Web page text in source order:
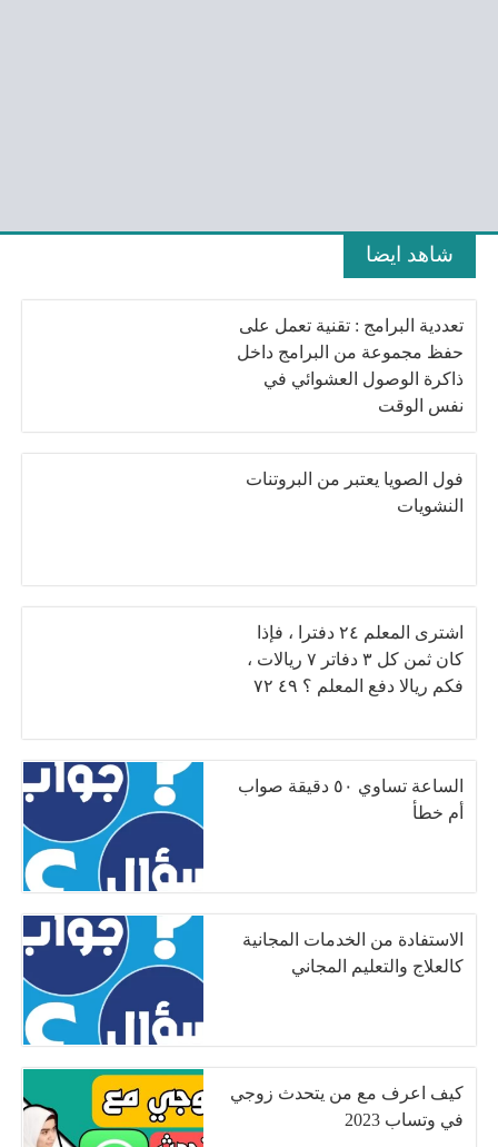
شاهد ايضا
تعددية البرامج : تقنية تعمل على
حفظ مجموعة من البرامج داخل
ذاكرة الوصول العشوائي في
نفس الوقت
فول الصويا يعتبر من البروتنات
النشويات
اشترى المعلم ٢٤ دفترا ، فإذا
كان ثمن كل ۳ دفاتر ٧ ريالات ،
فكم ريالا دفع المعلم ؟ ٤٩ ٧٢
الساعة تساوي ٥٠ دقيقة صواب
أم خطأ
الاستفادة من الخدمات المجانية
كالعلاج والتعليم المجاني
كيف اعرف مع من يتحدث زوجي
في وتساب 2023